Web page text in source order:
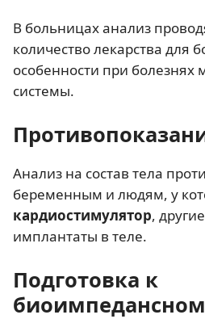
В больницах анализ
количество лекарства для
особенности при
системы.
Анализ на состав тела
беременным и людям, у
кардиостимулятор,
имплантаты в теле.
Подготовка к